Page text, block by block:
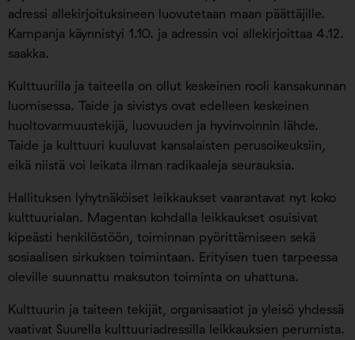
adressi allekirjoituksineen luovutetaan maan päättäjille.
Kampanja käynnistyi 1.10. ja adressin voi allekirjoittaa 4.12.
saakka.
Kulttuurilla ja taiteella on ollut keskeinen rooli kansakunnan
luomisessa. Taide ja sivistys ovat edelleen keskeinen
huoltovarmuustekijä, luovuuden ja hyvinvoinnin lähde.
Taide ja kulttuuri kuuluvat kansalaisten perusoikeuksiin,
eikä niistä voi leikata ilman radikaaleja seurauksia.
Hallituksen lyhytnäköiset leikkaukset vaarantavat nyt koko
kulttuurialan. Magentan kohdalla leikkaukset osuisivat
kipeästi henkilöstöön, toiminnan pyörittämiseen sekä
sosiaalisen sirkuksen toimintaan. Erityisen tuen tarpeessa
oleville suunnattu maksuton toiminta on uhattuna.
Kulttuurin ja taiteen tekijät, organisaatiot ja yleisö yhdessä
vaativat Suurella kulttuuriadressilla leikkauksien perumista.